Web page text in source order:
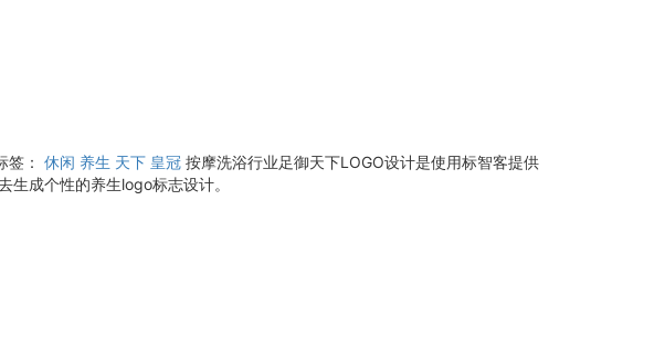
签： 休闲 养生 天下 皇冠 按摩洗浴行业足御天下LOGO设计是使用标智客提供
生成个性的养生logo标志设计。